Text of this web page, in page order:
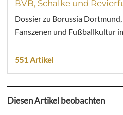
BVB, Schalke und
Dossier zu Borussia
Fanszenen und Fußballkultur
551 Artikel
Diesen Artikel beobachten